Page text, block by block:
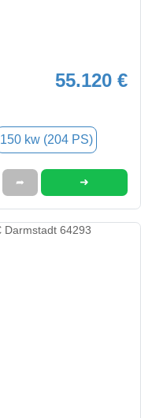
55.120 €
150 kw (204 PS)
➦ ➜